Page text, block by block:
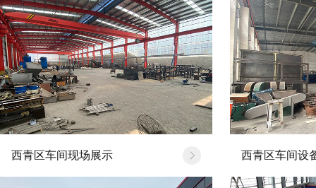
西青区车间现场展示 西青区车间设
公司新闻 行业动态